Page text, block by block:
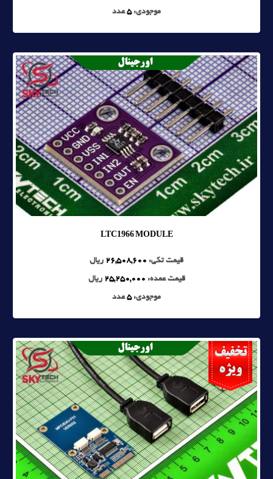
موجودی:5عدد
LTC1966 MODULE
قیمت تکی: 26,508,600 ریال
قیمت عمده: 25,250,000 ریال
موجودی:5عدد